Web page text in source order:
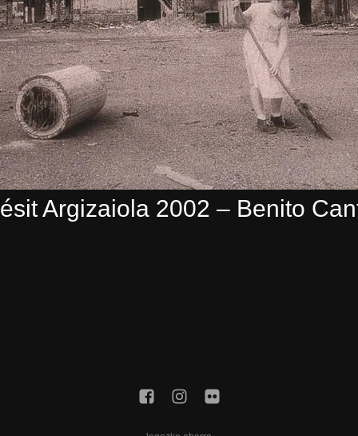
Argizaiola 2002 – Benito